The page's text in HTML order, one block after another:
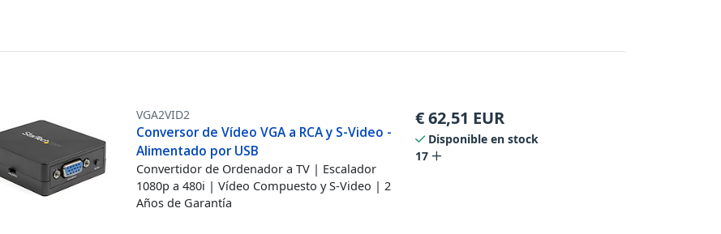
VGA2VID2
Conversor de Vídeo VGA a RCA y S-Video -
Alimentado por USB
Convertidor de Ordenador a TV | Escalador
1080p a 480i | Vídeo Compuesto y S-Video | 2
Años de Garantía
€62,51 EUR
Disponible en stock
17